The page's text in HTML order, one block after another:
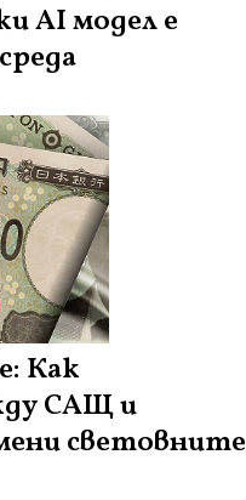
AI модел е
Как
САЩ и
световните